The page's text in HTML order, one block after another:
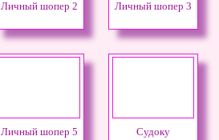
Личный шопер 2 Личный шопер 3
Личный шопер 5 Судоку